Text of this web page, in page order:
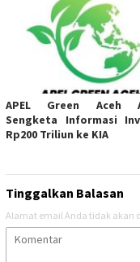
APEL Green Aceh
Sengketa Informasi
Rp200 Triliun ke KIA
Tinggalkan Balasan
Alamat email Anda tidak akan